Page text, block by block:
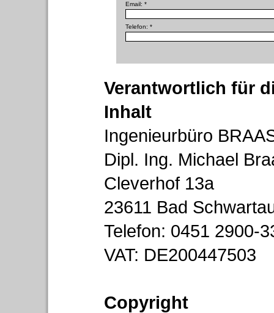
Email: *
Telefon: *
Verantwortlich für
Inhalt
Ingenieurbüro
Dipl. Ing. Michael
Cleverhof 13a
23611 Bad
Telefon: 0451 2900-
VAT: DE200447503
Copyright